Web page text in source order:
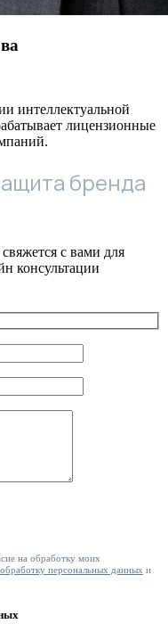
интеллектуальной
лицензионные
бренда
с вами для
консультации
на обработку моих
персональных данных и